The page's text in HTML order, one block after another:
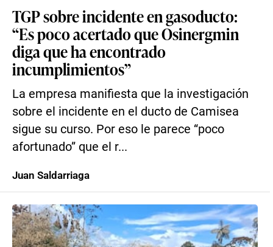
TGP sobre incidente en gasoducto:
“Es poco acertado que Osinergmin
diga que ha encontrado
incumplimientos”
La empresa manifiesta que la investigación
sobre el incidente en el ducto de Camisea
sigue su curso. Por eso le parece “poco
afortunado” que el r...
Juan Saldarriaga